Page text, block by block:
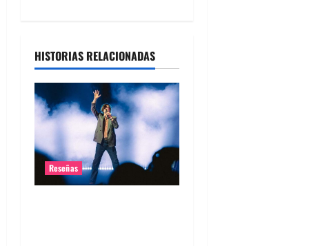
c
i
ó
n
d
HISTORIAS RELACIONADAS
Reseñas